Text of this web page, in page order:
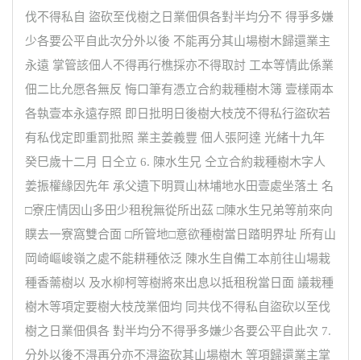
伐不得私自 盜砍至伐樹之日業佃俱各對半均分不 得爭多嫌
少各要公平自此次分外以後 不能再分其山場樹木歸還業主
永遠 掌管該佃人不得再行樵採亦不得取討 工本等情此係業
佃二比允愿各無反 悔口筆有憑立合約栽種樹木簿 壹樣兩本
各執壹本永遠存照 即日批明日後樹大枝茂不得私行盜砍若
有私伐定即重罰批照 業主姜義豐 佃人張阿達 光緒十九年
癸巳歲十二月 日仝立 6. 陳水生兄 仝立合約栽種樹木字人
姜振權緣因先年 承父遺下明買山林埔地水田壹處坐落土 名
□寮庄情因山多田少租稅無從所出茲 □陳水生兄弟等前來向
贌去一寮窩雙合面 □所管地□意欲種樹當日踏明界址 所有山
岡崎嶇峻嶺之處不能耕種依泛 陳水生自備工本前往山場栽
種香薷樹以 及水柳柯等樹將來出息以抵租稅當日面 議栽種
樹木等項定要樹大枝茂業佃均 同共伐不得私自盜砍以至伐
樹之日業佃俱各 對半均分不得爭多嫌少各要公平自此次 7.
分外以後不淂再分亦不淂盜砍其山場樹木 等項歸還業主掌